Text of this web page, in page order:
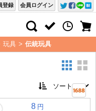
会員ログイン
登録
玩具 > 伝統玩具
8 円